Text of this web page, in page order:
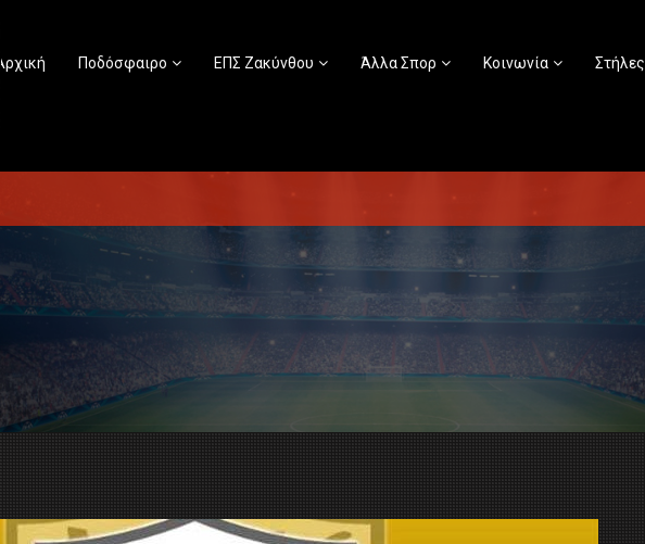
Αρχική Ποδόσφαιρο ΕΠΣ Ζακύνθου Άλλα Σπορ Κοινωνία Στήλες